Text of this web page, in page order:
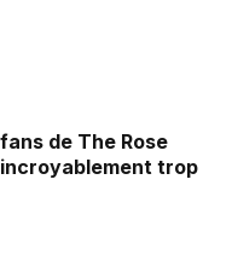
de The Rose
trop